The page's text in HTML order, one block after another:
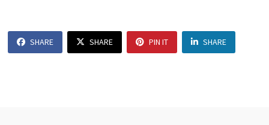
SHARE SHARE PIN IT SHARE